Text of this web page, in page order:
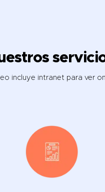
incluye intranet para ver